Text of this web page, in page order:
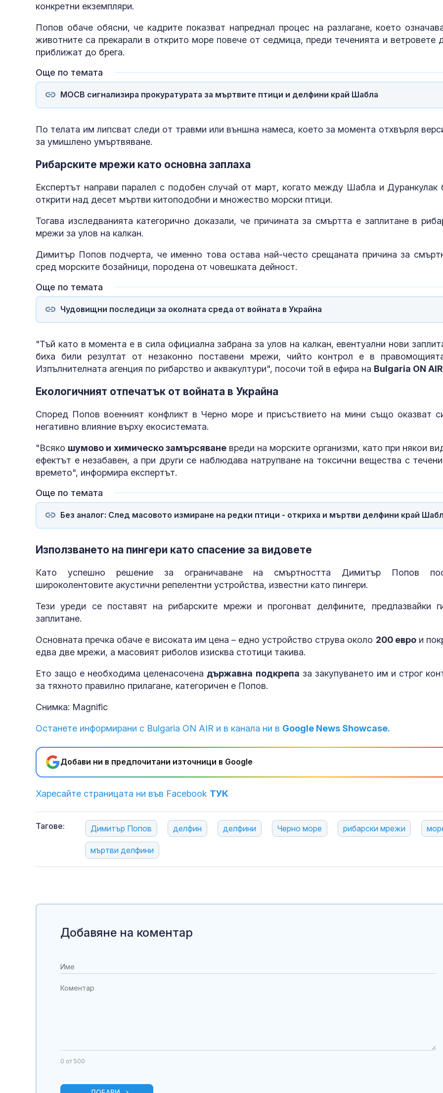
конкретни екземпляри.
Попов обаче обясни, че кадрите показват напреднал процес на разлагане, което
животните са прекарали в открито море повече от седмица, преди теченията и ветровете
приближат до брега.
Още по темата
МОСВ сигнализира прокуратурата за мъртвите птици и делфини край Шабла
По телата им липсват следи от травми или външна намеса, което за момента отхвърля
за умишлено умъртвяване.
Рибарските мрежи като основна заплаха
Експертът направи паралел с подобен случай от март, когато между Шабла и Дуранкулак
открити над десет мъртви китоподобни и множество морски птици.
Тогава изследванията категорично доказали, че причината за смъртта е заплитане в
мрежи за улов на калкан.
Димитър Попов подчерта, че именно това остава най-често срещаната причина за
сред морските бозайници, породена от човешката дейност.
Още по темата
Чудовищни последици за околната среда от войната в Украйна
"Тъй като в момента е в сила официална забрана за улов на калкан, евентуални нови
биха били резултат от незаконно поставени мрежи, чийто контрол е в
Изпълнителната агенция по рибарство и аквакултури", посочи той в ефира на Bulgaria ON
Екологичният отпечатък от войната в Украйна
Според Попов военният конфликт в Черно море и присъствието на мини също оказват
негативно влияние върху екосистемата.
"Всяко шумово и химическо замърсяваневреди на морските организми, като при някои
ефектът е незабавен, а при други се наблюдава натрупване на токсични вещества с
времето", информира експертът.
Още по темата
Без аналог: След масовото измиране на редки птици - откриха и мъртви делфини край
Използването на пингери като спасение за видовете
Като успешно решение за ограничаване на смъртността Димитър Попов
широколентовите акустични репелентни устройства, известни като пингери.
Тези уреди се поставят на рибарските мрежи и прогонват делфините, предпазвайки
заплитане.
Основната пречка обаче е високата им цена – едно устройство струва около 200 еврои
едва две мрежи, а масовият риболов изисква стотици такива.
Ето защо е необходима целенасочена държавна подкрепа за закупуването им и строг
за тяхното правилно прилагане, категоричен е Попов.
Снимка: Magnific
Останете информирани с Bulgaria ON AIR и в канала ни в Google News Showcase.
Добави ни в предпочитани източници в Google
Харесайте страницата ни във Facebook ТУК
Тагове: Димитър Попов делфин делфини Черно море рибарски мрежи
мъртви делфини
Георги: Не е
проявявал
към деца,
Насилие в
Малолетни
Добавяне на коментар
0 от 500